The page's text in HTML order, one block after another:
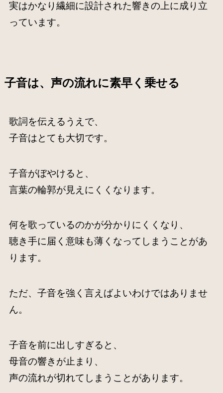
実はかなり繊細に設計された響きの上に成り立
っています。
子音は、声の流れに素早く乗せる
歌詞を伝えるうえで、
子音はとても大切です。
子音がぼやけると、
言葉の輪郭が見えにくくなります。
何を歌っているのかが分かりにくくなり、
聴き手に届く意味も薄くなってしまうことがあ
ります。
ただ、子音を強く言えばよいわけではありませ
ん。
子音を前に出しすぎると、
母音の響きが止まり、
声の流れが切れてしまうことがあります。